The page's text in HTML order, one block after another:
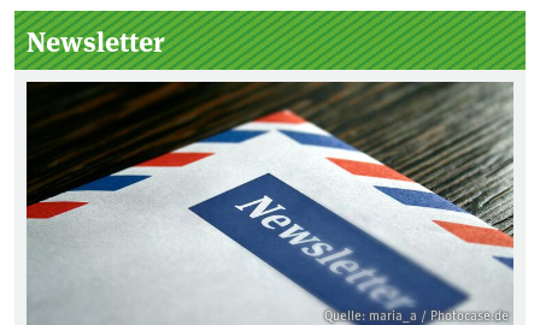
Kuratorium, wie wird der Boden des
Jahres ausgewählt und was passiert
eigentlich während eines solchen
Bodenjahres? Infos dazu gibt es im
aktuellen Podcast „Soilcast“. Jetzt
reinhören:
https://soilcast.de/interview/sc202-
interview-die-kuer-der-krume/
Newsletter
Quelle: maria_a / Photocase.de